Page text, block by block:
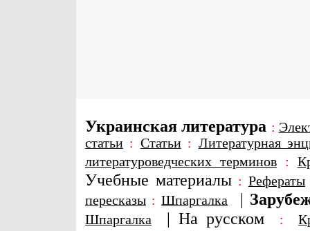
Украинская литература :
статьи : Статьи: Литературная
литературоведческих терминов:
Учебные материалы : Рефераты
пересказы : Шпаргалка |
Шпаргалка | На русском :